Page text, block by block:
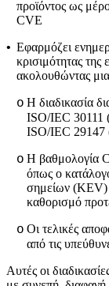
προϊόντος ως
CVE
• Εφαρμόζει
κρισιμότητας της
ακολουθώντας
o Η διαδικασία
ISO/IEC 30111
ISO/IEC 29147
o Η βαθμολογία
όπως ο
σημείων (KEV)
καθορισμό
o Οι τελικές
από τις
Αυτές οι